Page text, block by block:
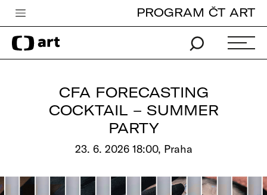
Česká televize
Zpravodajství
edu
PROGRAM ČT ART
CFA FORECASTING
COCKTAIL – SUMMER
PARTY
23. 6. 2026 18:00, Praha